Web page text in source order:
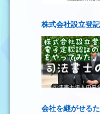
株式会社設立登
会社を継がせる